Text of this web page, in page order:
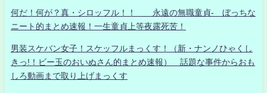
何だ！何が？真・シロッフル！！ 永遠の無職童貞- ぼっちな
ニート的まとめ速報！一生童貞上等夜露死苦！
男装スケバン女子！スケッフルまっくす！（新・ナンノひゃくし
きっ!！ビー玉のおいぬさん的まとめ速報） 話題な事件からおも
しろ動画まで取り上げまっくす